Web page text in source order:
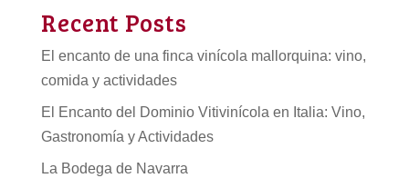
Recent Posts
El encanto de una finca vinícola mallorquina: vino,
comida y actividades
El Encanto del Dominio Vitivinícola en Italia: Vino,
Gastronomía y Actividades
La Bodega de Navarra